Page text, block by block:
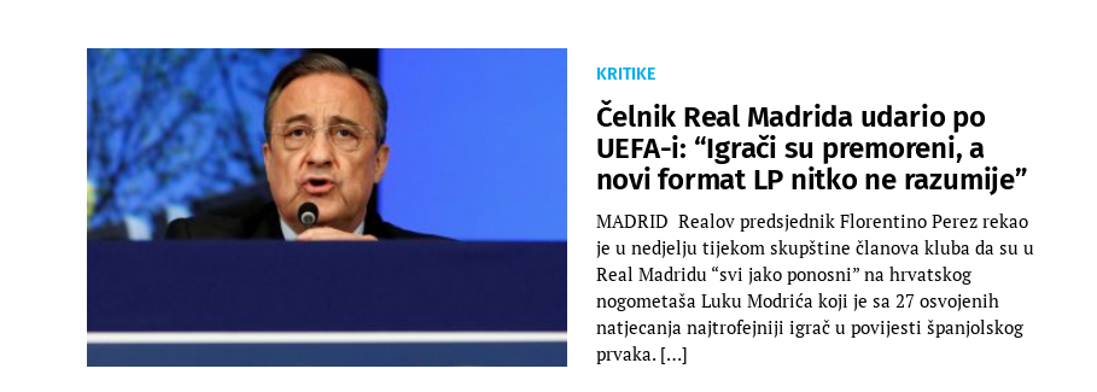
KRITIKE
Čelnik Real Madrida udario po
UEFA-i: “Igrači su premoreni, a
novi format LP nitko ne razumije”
MADRID Realov predsjednik Florentino Perez rekao
je u nedjelju tijekom skupštine članova kluba da su u
Real Madridu “svi jako ponosni” na hrvatskog
nogometaša Luku Modrića koji je sa 27 osvojenih
natjecanja najtrofejniji igrač u povijesti španjolskog
prvaka. […]